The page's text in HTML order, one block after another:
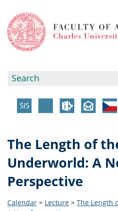
The Length of
Underworld: A
Perspective
Calendar > Lecture > The Length